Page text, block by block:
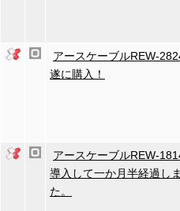
アースケーブルREW-
遂に購入！
アースケーブルREW-
導入して一か月半経過し
た。